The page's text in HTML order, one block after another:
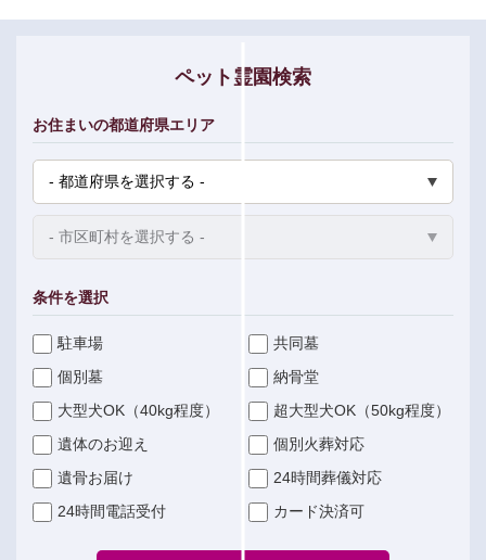
ペット霊園検索
お住まいの都道府県エリア
条件を選択
駐車場
共同墓
個別墓
納骨堂
大型犬OK（40kg程度）
超大型犬OK（50kg程度）
遺体のお迎え
個別火葬対応
遺骨お届け
24時間葬儀対応
24時間電話受付
カード決済可